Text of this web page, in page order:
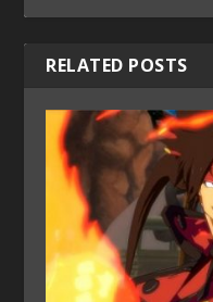
RELATED POSTS